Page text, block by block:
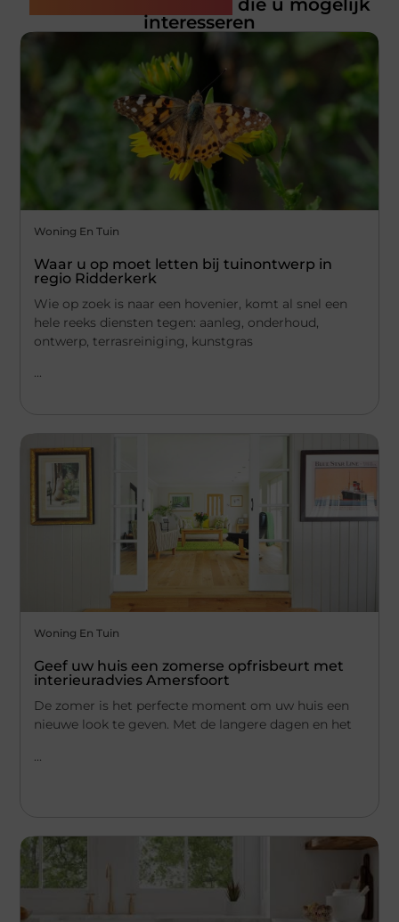
die u mogelijk
interesseren
Woning En Tuin
Waar u op moet letten bij tuinontwerp in
regio Ridderkerk
Wie op zoek is naar een hovenier, komt al snel een
hele reeks diensten tegen: aanleg, onderhoud,
ontwerp, terrasreiniging, kunstgras
...
Woning En Tuin
Geef uw huis een zomerse opfrisbeurt met
interieuradvies Amersfoort
De zomer is het perfecte moment om uw huis een
nieuwe look te geven. Met de langere dagen en het
...